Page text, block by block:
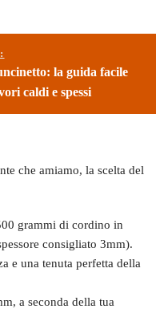
la guida facile
caldi e spessi
che amiamo, la scelta del
grammi di cordino in
consigliato 3mm).
e una tenuta perfetta della
a seconda della tua